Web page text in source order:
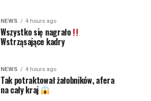
NEWS 4 hours ago
Wszystko się nagrało
Wstrząsające kadry
NEWS 4 hours ago
Tak potraktował żałobników, afera
na cały kraj